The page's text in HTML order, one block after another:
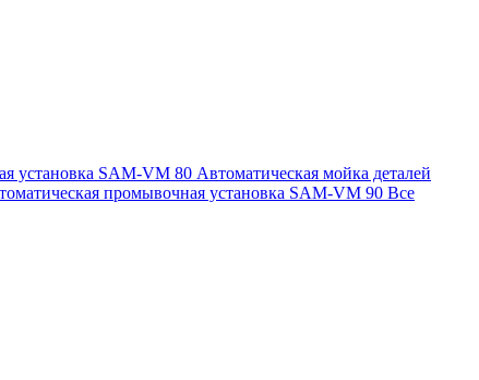
установка SAM-VM 80 Автоматическая мойка деталей
промывочная установка SAM-VM 90 Все